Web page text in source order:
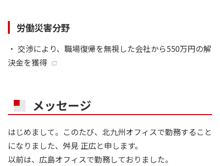
労働災害分野
・ 交渉により、職場復帰を無視した会社から550万円の解
決金を獲得
メッセージ
はじめまして。このたび、北九州オフィスで勤務すること
になりました、舛見 正広と申します。
以前は、広島オフィスで勤務しておりました。